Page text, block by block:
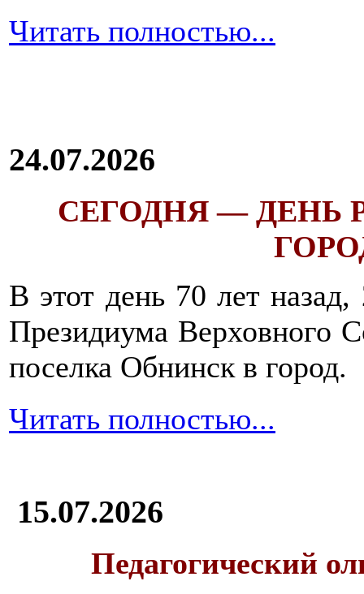
Читать полностью...
24.07.2026
СЕГОДНЯ — ДЕНЬ
В этот день 70 лет
Президиума Верховного
поселка Обнинск в город.
Читать полностью...
15.07.2026
Педагогический